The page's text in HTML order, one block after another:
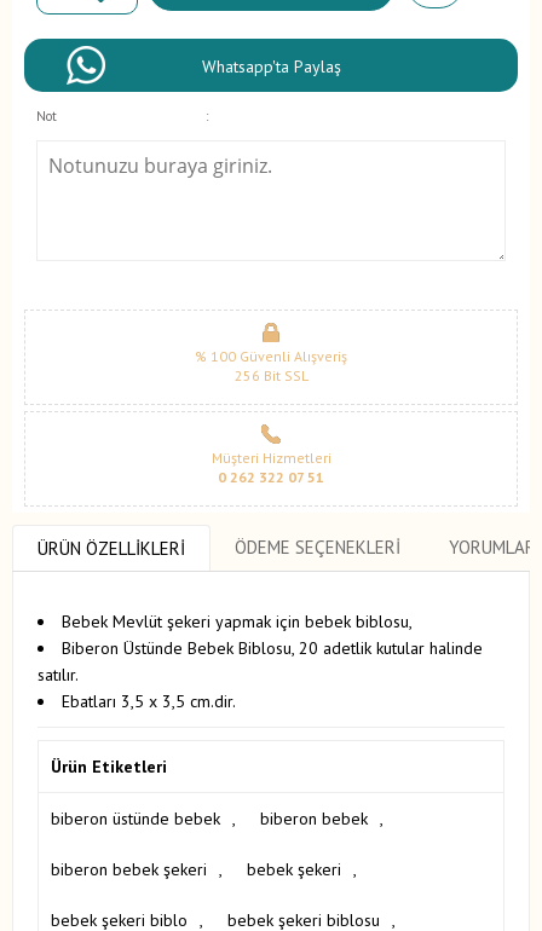
Whatsapp'ta Paylaş
Not :
% 100 Güvenli Alışveriş
256 Bit SSL
Müşteri Hizmetleri
0 262 322 07 51
ÜRÜN ÖZELLIKLERI ÖDEME SEÇENEKLERI YORUMLAR
Bebek Mevlüt şekeri yapmak için bebek biblosu,
Biberon Üstünde Bebek Biblosu, 20 adetlik kutular halinde
satılır.
Ebatları 3,5 x 3,5 cm.dir.
Ürün Etiketleri
biberon üstünde bebek , biberon bebek ,
biberon bebek şekeri , bebek şekeri ,
bebek şekeri biblo , bebek şekeri biblosu ,